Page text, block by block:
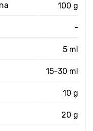
100 g
-
5 ml
15-30 ml
10 g
20 g